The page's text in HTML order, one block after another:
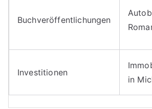
Buchveröffentlichungen
Investitionen
in